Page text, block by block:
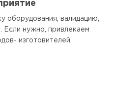
оборудования, валидацию,
Если нужно, привлекаем
изготовителей.